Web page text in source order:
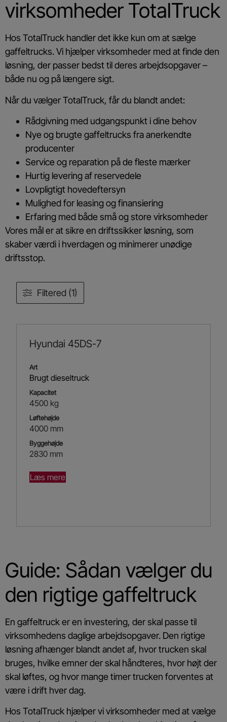
virksomheder TotalTruck
Hos TotalTruck handler det ikke kun om at sælge
gaffeltrucks. Vi hjælper virksomheder med at finde den
løsning, der passer bedst til deres arbejdsopgaver –
både nu og på længere sigt.
Når du vælger TotalTruck, får du blandt andet:
Rådgivning med udgangspunkt i dine behov
Nye og brugte gaffeltrucks fra anerkendte
producenter
Service og reparation på de fleste mærker
Hurtig levering af reservedele
Lovpligtigt hovedeftersyn
Mulighed for leasing og finansiering
Erfaring med både små og store virksomheder
Vores mål er at sikre en driftssikker løsning, som
skaber værdi i hverdagen og minimerer unødige
driftsstop.
Filtered (1)
Hyundai 45DS-7
Art
Brugt dieseltruck
Kapacitet
4500 kg
Løftehøjde
4000 mm
Byggehøjde
2830 mm
Læs mere
Guide: Sådan vælger du
den rigtige gaffeltruck
En gaffeltruck er en investering, der skal passe til
virksomhedens daglige arbejdsopgaver. Den rigtige
løsning afhænger blandt andet af, hvor trucken skal
bruges, hvilke emner der skal håndteres, hvor højt der
skal løftes, og hvor mange timer trucken forventes at
være i drift hver dag.
Hos TotalTruck hjælper vi virksomheder med at vælge